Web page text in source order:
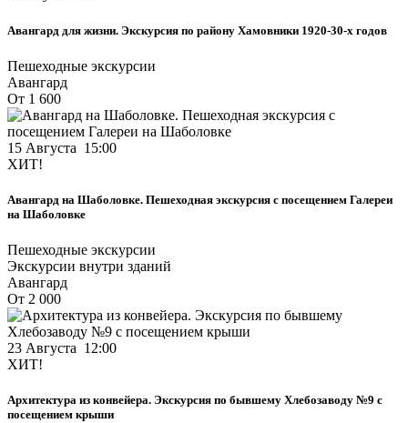
Авангард для жизни. Экскурсия по району Хамовники 1920-30-х годов
Пешеходные экскурсии
Авангард
От 1 600
15 Августа 15:00
ХИТ!
Авангард на Шаболовке. Пешеходная экскурсия с посещением Галереи
на Шаболовке
Пешеходные экскурсии
Экскурсии внутри зданий
Авангард
От 2 000
23 Августа 12:00
ХИТ!
Архитектура из конвейера. Экскурсия по бывшему Хлебозаводу №9 с
посещением крыши